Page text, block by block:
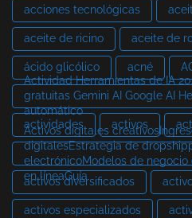
acciones tecnológicas
aceite de ricino aceite de
ácido glicólico acné
Actividad Herramientas de IA
gratuitas Gemini AI Google AI
automático
actividades
activos
Activos digitales
digitalesEstrategia de
electrónicoModelos de negocio
en líneaGuía
activos diversificados
activos especializados